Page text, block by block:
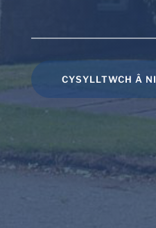
CYSYLLTWCH Â NI